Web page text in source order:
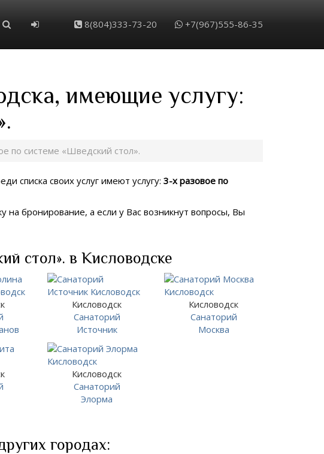
8(804)333-73-20 +7(967)555-86-35
имеющие услугу:
по системе «Шведский стол».
списка своих услуг имеют услугу: 3-х разовое по
на бронирование, а если у Вас возникнут вопросы, Вы
стол». в Кисловодске
Кисловодск
Санаторий
Источник
Кисловодск
Санаторий
Москва
Кисловодск
Санаторий
Элорма
городах: